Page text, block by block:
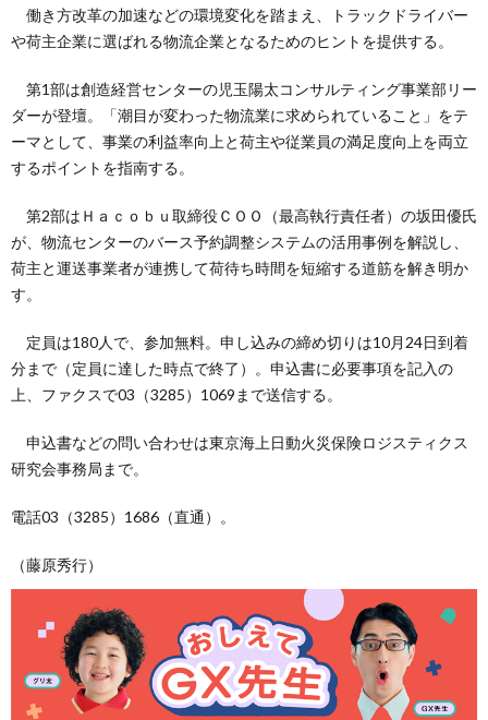
働き方改革の加速などの環境変化を踏まえ、トラックドライバー
や荷主企業に選ばれる物流企業となるためのヒントを提供する。
第1部は創造経営センターの児玉陽太コンサルティング事業部リー
ダーが登壇。「潮目が変わった物流業に求められていること」をテ
ーマとして、事業の利益率向上と荷主や従業員の満足度向上を両立
するポイントを指南する。
第2部はＨａｃｏｂｕ取締役ＣＯＯ（最高執行責任者）の坂田優氏
が、物流センターのバース予約調整システムの活用事例を解説し、
荷主と運送事業者が連携して荷待ち時間を短縮する道筋を解き明か
す。
定員は180人で、参加無料。申し込みの締め切りは10月24日到着
分まで（定員に達した時点で終了）。申込書に必要事項を記入の
上、ファクスで03（3285）1069まで送信する。
申込書などの問い合わせは東京海上日動火災保険ロジスティクス
研究会事務局まで。
電話03（3285）1686（直通）。
（藤原秀行）